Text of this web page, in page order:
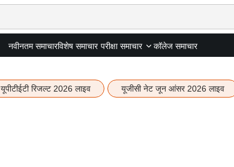
नवीनतम समाचारविशेष समाचार परीक्षा समाचार कॉलेज समाचार
यूपीटीईटी रिजल्ट 2026 लाइव यूजीसी नेट जून आंसर 2026 लाइव